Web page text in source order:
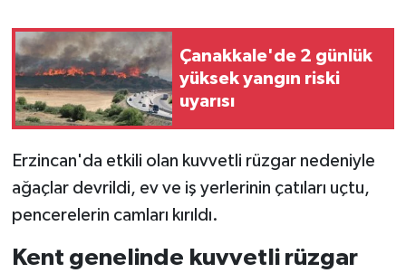
Çanakkale'de 2 günlük
yüksek yangın riski
uyarısı
Erzincan'da etkili olan kuvvetli rüzgar nedeniyle
ağaçlar devrildi, ev ve iş yerlerinin çatıları uçtu,
pencerelerin camları kırıldı.
Kent genelinde kuvvetli rüzgar